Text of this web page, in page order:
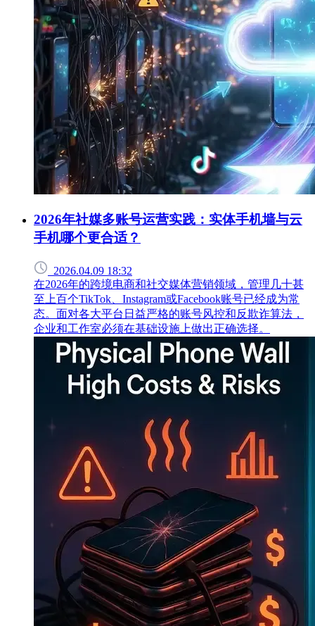
2026年社媒多账号运营实践：实体手机墙与云
手机哪个更合适？
2026.04.09 18:32
在2026年的跨境电商和社交媒体营销领域，管理几十甚
至上百个TikTok、Instagram或Facebook账号已经成为常
态。面对各大平台日益严格的账号风控和反欺诈算法，
企业和工作室必须在基础设施上做出正确选择。